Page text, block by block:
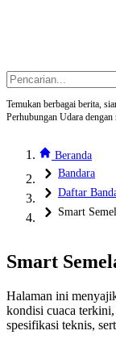
Temukan berbagai berita,
Perhubungan Udara
Beranda
Bandara
Daftar
Smart
Smart
Halaman ini
kondisi cuaca terkini,
spesifikasi teknis,